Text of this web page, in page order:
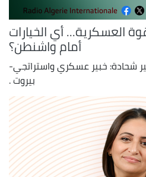
العسكرية... أي الخيارات
أمام واشنطن؟
شحادة: خبير عسكري واستراتجي-
بيروت .